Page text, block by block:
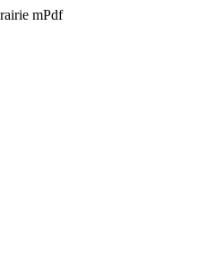
mPdf